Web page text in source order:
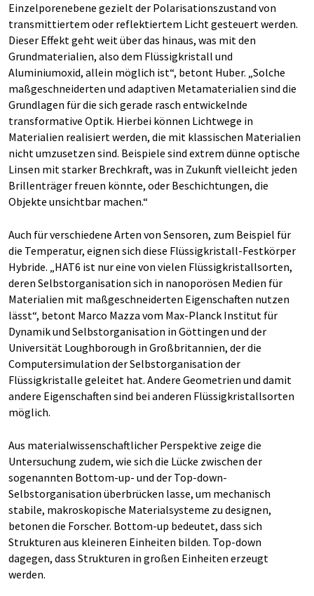
Einzelporenebene gezielt der Polarisationszustand von
transmittiertem oder reflektiertem Licht gesteuert werden.
Dieser Effekt geht weit über das hinaus, was mit den
Grundmaterialien, also dem Flüssigkristall und
Aluminiumoxid, allein möglich ist“, betont Huber. „Solche
maßgeschneiderten und adaptiven Metamaterialien sind die
Grundlagen für die sich gerade rasch entwickelnde
transformative Optik. Hierbei können Lichtwege in
Materialien realisiert werden, die mit klassischen Materialien
nicht umzusetzen sind. Beispiele sind extrem dünne optische
Linsen mit starker Brechkraft, was in Zukunft vielleicht jeden
Brillenträger freuen könnte, oder Beschichtungen, die
Objekte unsichtbar machen.“
Auch für verschiedene Arten von Sensoren, zum Beispiel für
die Temperatur, eignen sich diese Flüssigkristall-Festkörper
Hybride. „HAT6 ist nur eine von vielen Flüssigkristallsorten,
deren Selbstorganisation sich in nanoporösen Medien für
Materialien mit maßgeschneiderten Eigenschaften nutzen
lässt“, betont Marco Mazza vom Max-Planck Institut für
Dynamik und Selbstorganisation in Göttingen und der
Universität Loughborough in Großbritannien, der die
Computersimulation der Selbstorganisation der
Flüssigkristalle geleitet hat. Andere Geometrien und damit
andere Eigenschaften sind bei anderen Flüssigkristallsorten
möglich.
Aus materialwissenschaftlicher Perspektive zeige die
Untersuchung zudem, wie sich die Lücke zwischen der
sogenannten Bottom-up- und der Top-down-
Selbstorganisation überbrücken lasse, um mechanisch
stabile, makroskopische Materialsysteme zu designen,
betonen die Forscher. Bottom-up bedeutet, dass sich
Strukturen aus kleineren Einheiten bilden. Top-down
dagegen, dass Strukturen in großen Einheiten erzeugt
werden.